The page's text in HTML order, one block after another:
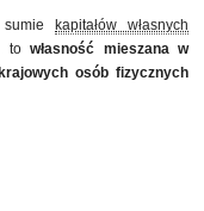
kapitałów własnych
to własność mieszana w
osób fizycznych